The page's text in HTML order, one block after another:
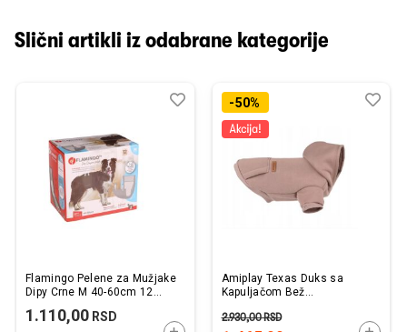
Slični artikli iz odabrane kategorije
Flamingo Pelene za Mužjake
Dipy Crne M 40-60cm 12
1.110,00 RSD
Dodaj
Uporedi-50%
Amiplay Texas Duks sa
Kapuljačom Bež
2.930,00RSD